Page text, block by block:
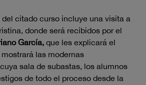
citado curso incluye una visita a
donde será recibidos por el
García, que les explicará el
las modernas
sala de subastas, los alumnos
de todo el proceso desde la